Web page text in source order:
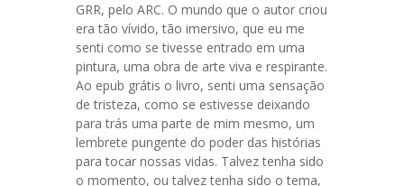
GRR, pelo ARC. O mundo que o autor criou
era tão vívido, tão imersivo, que eu me
senti como se tivesse entrado em uma
pintura, uma obra de arte viva e respirante.
Ao epub grátis o livro, senti uma sensação
de tristeza, como se estivesse deixando
para trás uma parte de mim mesmo, um
lembrete pungente do poder das histórias
para tocar nossas vidas. Talvez tenha sido
o momento, ou talvez tenha sido o tema,